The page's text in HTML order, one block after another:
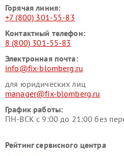
Горячая линия:
+7 (800) 301-55-83
Контактный телефон:
8 (800) 301-55-83
Электронная почта:
info@fix-blomberg.ru
для юридических лиц
manager@fix-blomberg.ru
График работы:
ПН-ВСК с 9:00 до 21:00 без
Рейтинг сервисного центра